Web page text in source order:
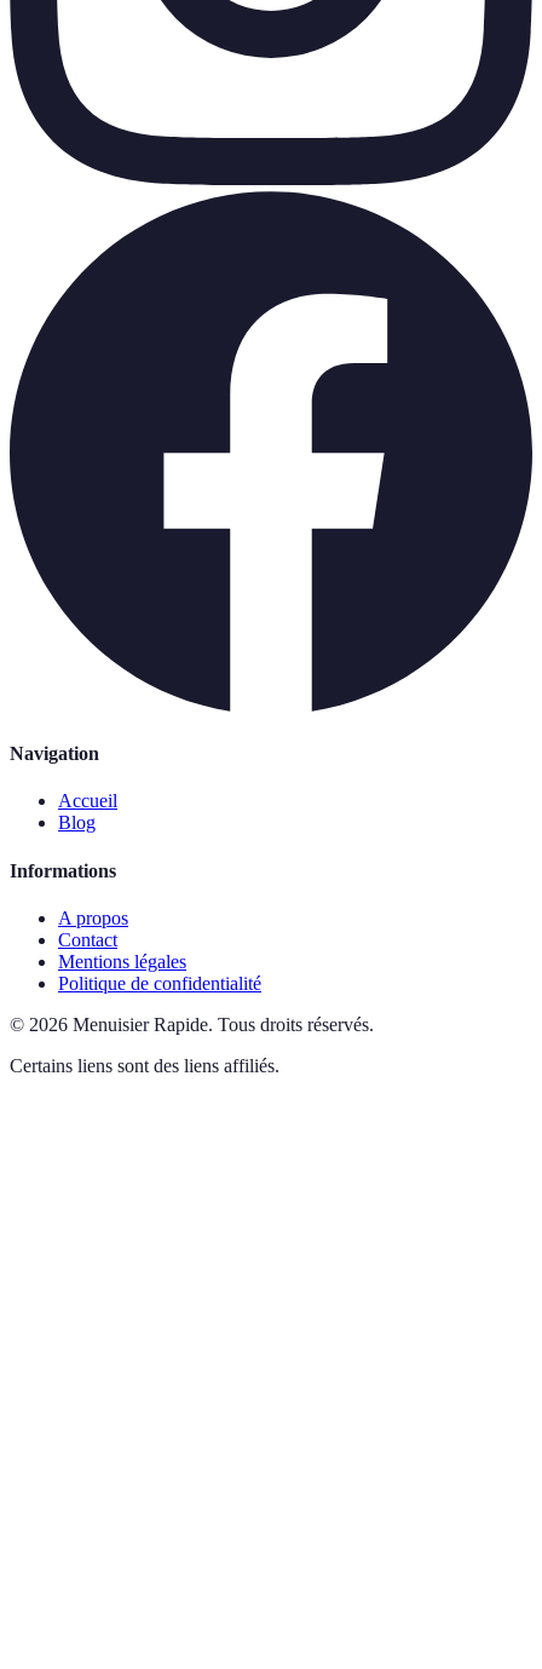
Navigation
Accueil
Blog
Informations
A propos
Contact
Mentions légales
Politique de confidentialité
© 2026 Menuisier Rapide. Tous droits réservés.
Certains liens sont des liens affiliés.